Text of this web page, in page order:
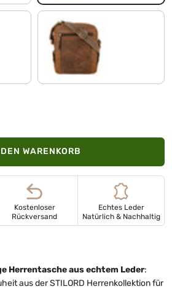
sepia - braun
WARENKORB
Kostenloser
Rückversand
Echtes Leder
Natürlich & Nachhaltig
Herrentasche aus echtem Leder:
aus der STILORD Herrenkollektion für